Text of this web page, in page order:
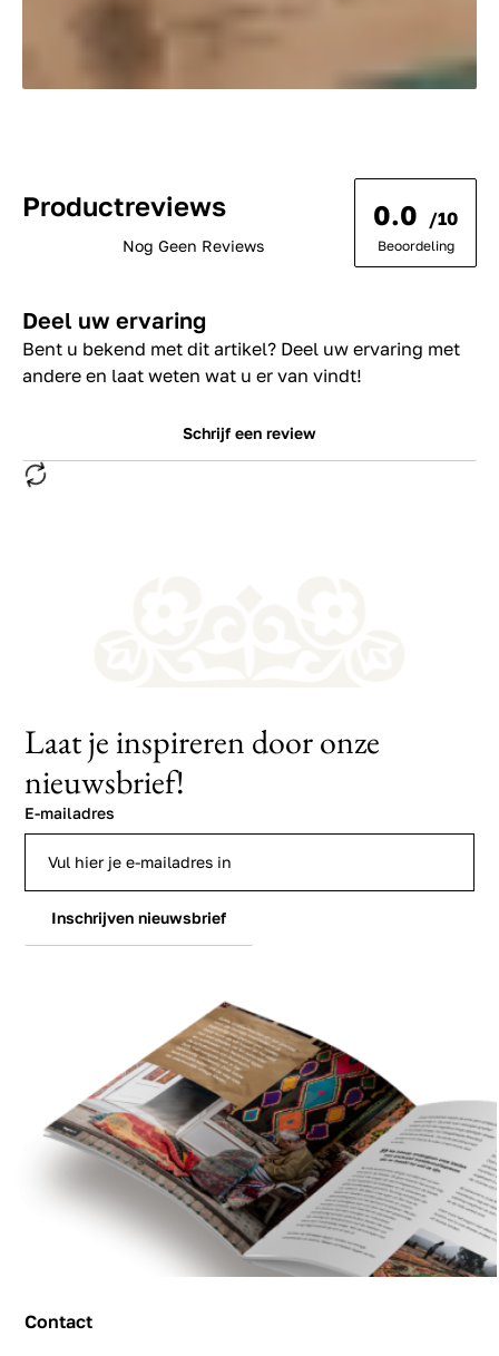
Productreviews
Nog Geen Reviews
0.0 /10
Beoordeling
Deel uw ervaring
Bent u bekend met dit artikel? Deel uw ervaring met
andere en laat weten wat u er van vindt!
Schrijf een review
Contact
Laat je inspireren door onze
nieuwsbrief!
E-mailadres
Inschrijven nieuwsbrief